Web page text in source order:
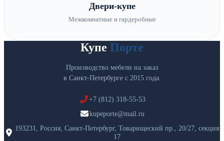
Двери-купе
Межкомнатные и гардеробные
Купе Порте
Производство мебели на заказ
в Санкт-Петербурге с 2015 года.
+7 (812) 318-55-53
kupeporte@mail.ru
193231, Россия, Санкт-Петербург, Товарищеский пр., 20/27, секция
17